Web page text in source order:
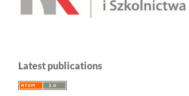
Latest publications